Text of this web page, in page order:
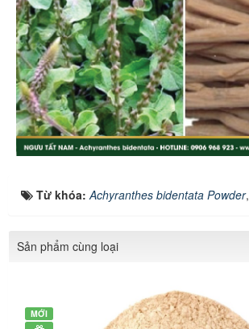
Từ khóa:Achyranthes bidentata Powder,
Sản phẩm cùng loại
MỚI